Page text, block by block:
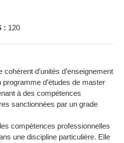
: 120
d’unités d’enseignement
programme d’études de master
à des compétences
sanctionnées par un grade
compétences professionnelles
une discipline particulière. Elle